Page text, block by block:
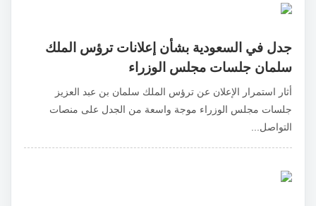
جدل في السعودية بشأن إعلانات ترؤس الملك
سلمان جلسات مجلس الوزراء
أثار استمرار الإعلان عن ترؤس الملك سلمان بن عبد العزيز
جلسات مجلس الوزراء موجة واسعة من الجدل على منصات
التواصل...